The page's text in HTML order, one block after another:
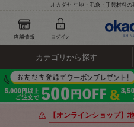
オカダヤ 生地・毛糸・手芸材料の
カテゴリから探す
【オンラインショップ】